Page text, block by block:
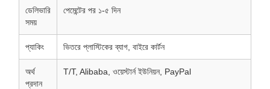
ডেলিভারি
সময়
পেমেন্টের পর ১-৫ দিন
প্যাকিং ভিতরে প্লাস্টিকের ব্যাগ, বাইরে কার্টন
অর্থ
প্রদান
T/T, Alibaba, ওয়েস্টার্ন ইউনিয়ন, PayPal